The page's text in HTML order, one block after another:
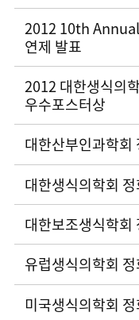
2012 10th
연제 발표
2012 대한생식의
우수포스터상
대한산부인과학회
대한생식의학회 정
대한보조생식학회
유럽생식의학회 정
미국생식의학회